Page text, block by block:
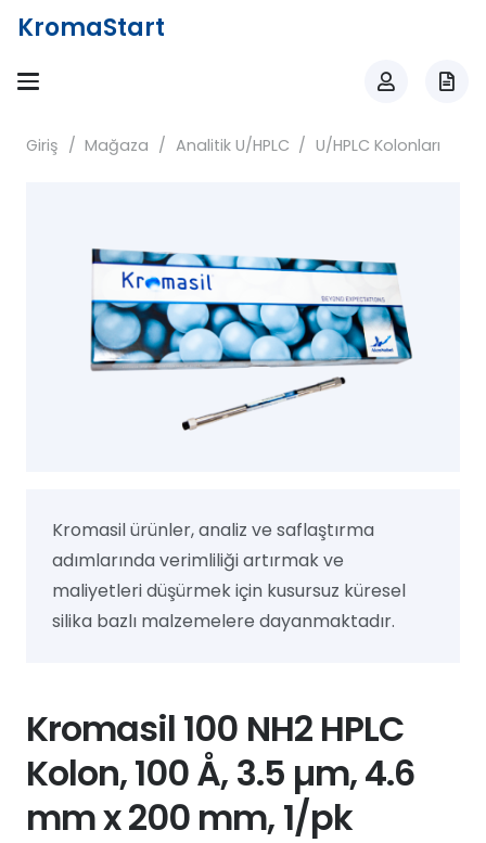
KromaStart
Giriş / Mağaza / Analitik U/HPLC / U/HPLC Kolonları
Kromasil ürünler, analiz ve saflaştırma
adımlarında verimliliği artırmak ve
maliyetleri düşürmek için kusursuz küresel
silika bazlı malzemelere dayanmaktadır.
Kromasil 100 NH2 HPLC
Kolon, 100 Å, 3.5 µm, 4.6
mm x 200 mm, 1/pk